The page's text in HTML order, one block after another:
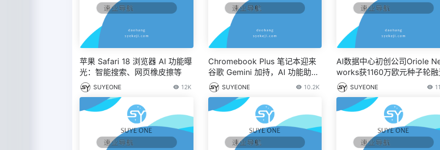
苹果 Safari 18 浏览器 AI 功能曝
光：智能搜索、网页橡皮擦等
SUYEONE 12K
Chromebook Plus 笔记本迎来
谷歌 Gemini 加持，AI 功能助力
写作、图片处理等
SUYEONE 10.2K
AI数据中心初创公司Oriole
works获1160万欧元种子轮
SUYEONE